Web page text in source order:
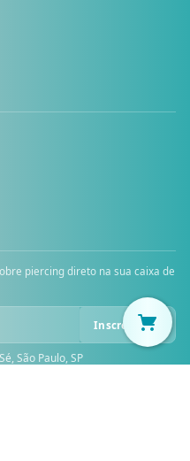
piercing direto na sua caixa de
Inscrever-se
São Paulo, SP